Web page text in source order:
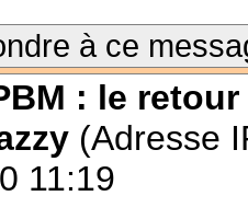
à ce
: le retour
(Adresse
11:19